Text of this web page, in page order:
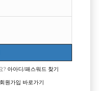
? 아아디/패스워드 찾기
원가입 바로가기
00701
서울영등포-0273
In Ro 775, 803-163
8330